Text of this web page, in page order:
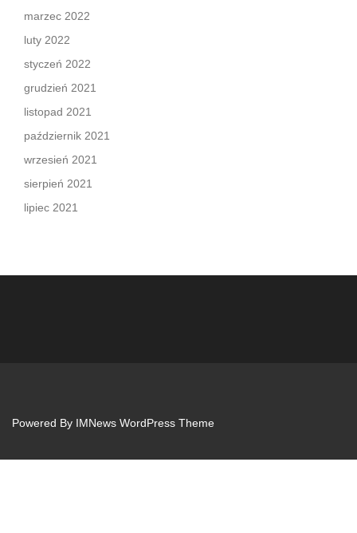
marzec 2022
luty 2022
styczeń 2022
grudzień 2021
listopad 2021
październik 2021
wrzesień 2021
sierpień 2021
lipiec 2021
Powered By IMNews WordPress Theme